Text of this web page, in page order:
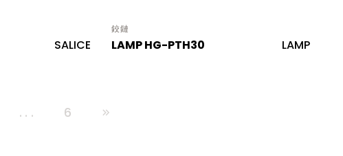
SALICE
鉸鏈
LAMP HG-PTH30 LAMP
... 6